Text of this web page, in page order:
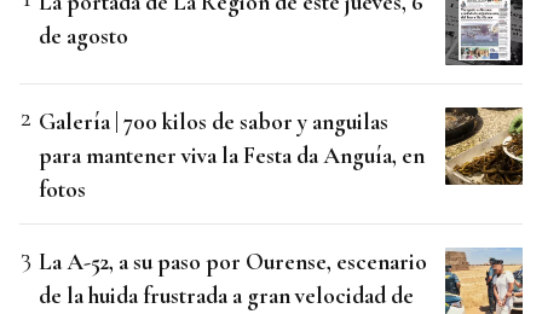
de agosto
Galería | 700 kilos de sabor y anguilas
para mantener viva la Festa da Anguía, en
fotos
La A-52, a su paso por Ourense, escenario
de la huida frustrada a gran velocidad de